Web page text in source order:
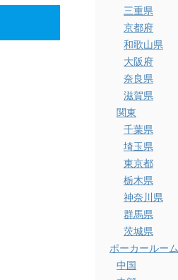
三重県
京都府
和歌山県
大阪府
奈良県
滋賀県
関東
千葉県
埼玉県
東京都
栃木県
神奈川県
群馬県
茨城県
ポーカールーム
中国